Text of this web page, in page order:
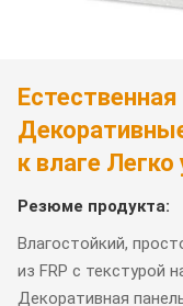
к влаге
Резюме продукта:
Влагостойкий,
из FRP с текстурой
Декоративная